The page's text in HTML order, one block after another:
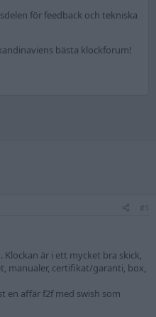
för feedback och tekniska
bästa klockforum!
#1
är i ett mycket bra skick,
manualer, certifikat/garanti, box,
en affär f2f med swish som